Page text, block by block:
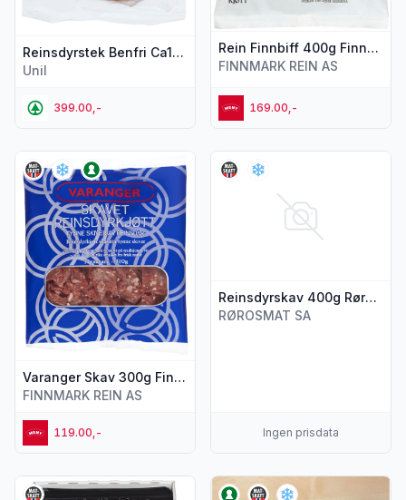
Reinsdyrstek Benfri Ca1kg Folkets
Unil
399.00,-
Rein Finnbiff 400g Finnmark Rein
FINNMARK REIN AS
169.00,-
Varanger Skav 300g Finnmark Rein
FINNMARK REIN AS
119.00,-
Vis flere detaljer for produktet "Varanger Skav 300g
Reinsdyrskav 400g Rørosrein
RØROSMAT SA
Ingen prisdata
Vis flere detaljer for
Vis flere detaljer for produktet "Rein Medaljong 300g
Vis flere detaljer for